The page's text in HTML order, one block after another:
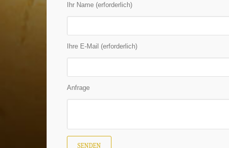
Ihr Name (erforderlich)
Ihre E-Mail (erforderlich)
Anfrage